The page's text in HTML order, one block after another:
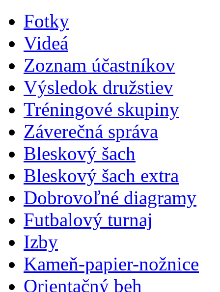
Fotky
Videá
Zoznam účastníkov
Výsledok družstiev
Tréningové skupiny
Záverečná správa
Bleskový šach
Bleskový šach extra
Dobrovoľné diagramy
Futbalový turnaj
Izby
Kameň-papier-nožnice
Orientačný beh